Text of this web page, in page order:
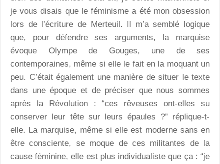
je vous disais que le féminisme a été mon obsession
lors de l’écriture de Merteuil. Il m’a semblé logique
que, pour défendre ses arguments, la marquise
évoque Olympe de Gouges, une de ses
contemporaines, même si elle le fait en la moquant un
peu. C’était également une manière de situer le texte
dans une époque et de préciser que nous sommes
après la Révolution : “ces rêveuses ont-elles su
conserver leur tête sur leurs épaules ?” réplique-t-
elle. La marquise, même si elle est moderne sans en
être consciente, se moque de ces militantes de la
cause féminine, elle est plus individualiste que ça : “je